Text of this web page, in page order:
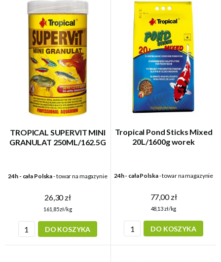
TROPICAL SUPERVIT MINI
GRANULAT 250ML/162.5G
24h - cała Polska- towar na magazynie
26,30 zł
161,85 zł/kg
DO KOSZYKA
Tropical Pond Sticks Mixed
20L/1600g worek
24h - cała Polska- towar na magazynie
77,00 zł
48,13 zł/kg
DO KOSZYKA